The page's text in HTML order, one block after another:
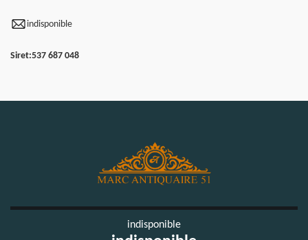
indisponible
Siret:537 687 048
indisponible